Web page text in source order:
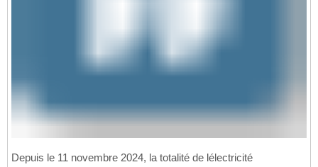
Depuis le 11 novembre 2024, la totalité de lélectricité